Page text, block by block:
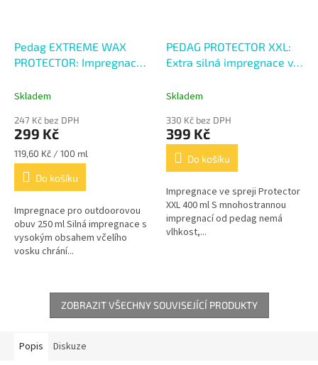
Pedag EXTREME WAX
PROTECTOR: Impregnace s
Skladem
247 Kč bez DPH
299 Kč
Měrná
cena:
119,60 Kč / 100 ml
Do košíku
Impregnace pro outdoorovou
obuv 250 ml Silná impregnace s
vysokým obsahem včelího
vosku chrání...
PEDAG PROTECTOR XXL:
Extra silná impregnace ve
Skladem
330 Kč bez DPH
399 Kč
Do košíku
Impregnace ve spreji Protector
XXL 400 ml S mnohostrannou
impregnací od pedag nemá
vlhkost,...
ZOBRAZIT VŠECHNY SOUVISEJÍCÍ PRODUKTY
Popis Diskuze